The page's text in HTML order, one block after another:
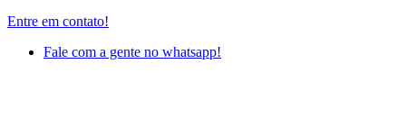
Entre em contato!
Fale com a gente no whatsapp!